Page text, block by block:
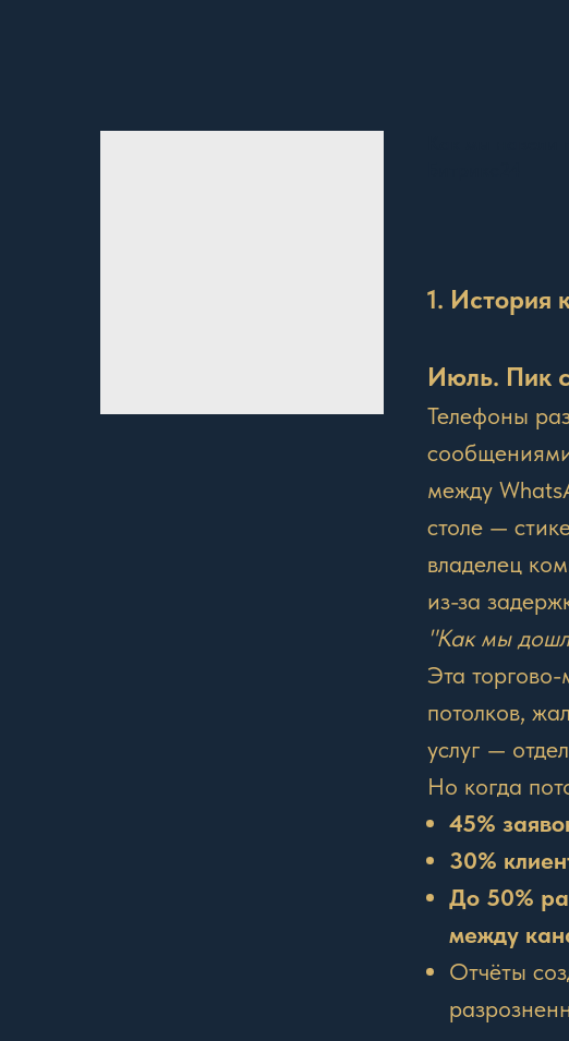
1. История
Июль. Пик
Телефоны
между
столе —
владелец
из-за
"Как мы
Эта
потолков,
услуг —
Но когда
45%
30%
До 50%
между
Отчёты